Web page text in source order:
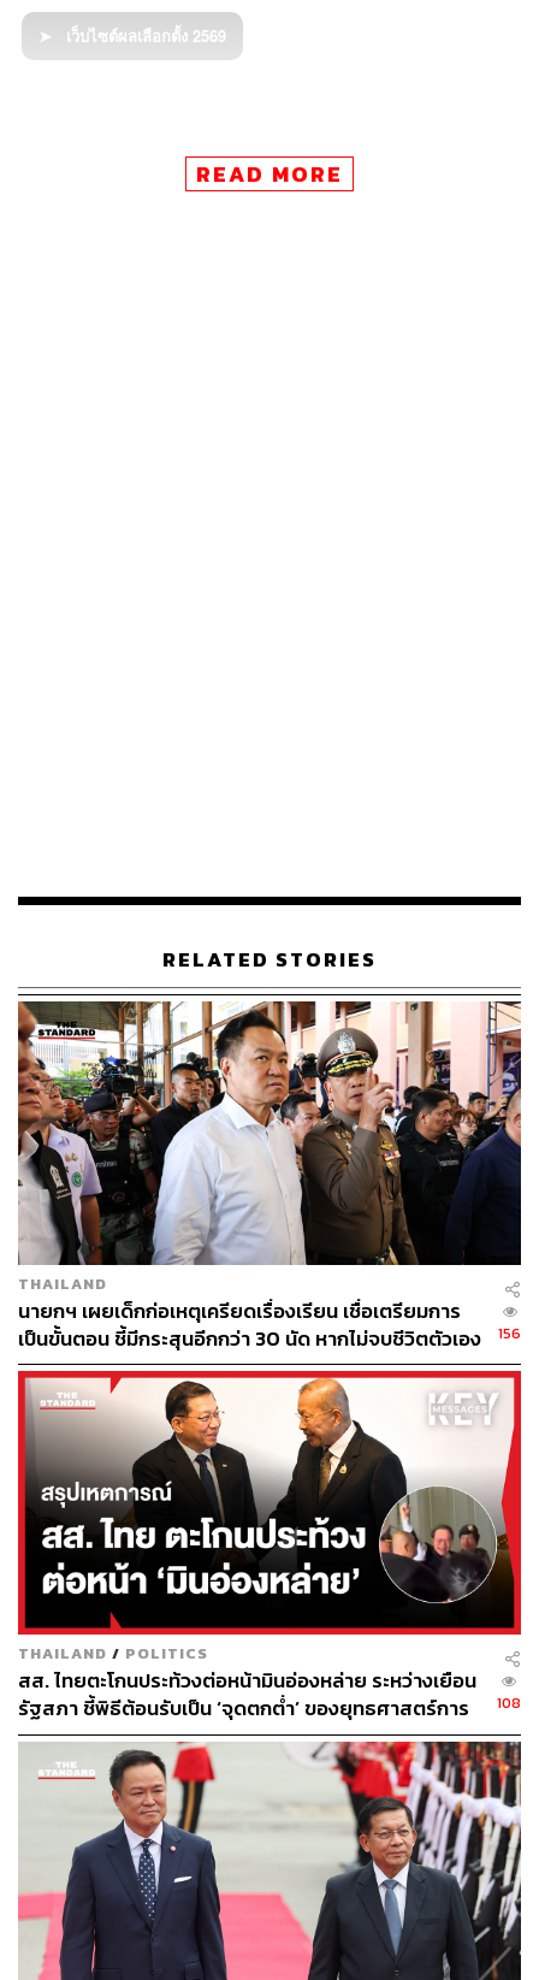
➤ เว็บไซต์ผลเลือกตั้ง 2569
ในฝั่งพรรคร่วมรัฐบาล ภาพรวมถือว่ายังเกาะกลุ่มกันแน่น แต่
ที่กลายเป็นจุดโฟกัสคือ ‘พรรคไทยสร้างไทย’ ที่เกิดอาการ
เกาะติดความเคลื่อนไหว
วิเคราะห์ กติกาการเลือกตั้ง และรายงานสด ผลการเลือกตั้ง
2569 แบบเรียลไทม์ได้ที่นี่
https://thestandard.co/election2569/
➤ เว็บไซต์เลือกตั้ง 2569 ►
TAGS: สภาผู้แทนราษฎร พรรคประชาชน
เลือกตั้ง 2569
การเลือกตั้ง
นายกรัฐมนตรี
การเมืองไทย
อนุทิน ชาญวีรกูล
พรรคภูมิใจไทย
ณัฐพงษ์ เรืองปัญญาวุฒิ
งูเห่า เลือกตั้ง
256
ABOUT THE AUTHOR
THE STANDARD TEAM
กองบรรณาธิการ THE STANDARD
READ MORE
RELATED STORIES
THAILAND
นายกฯ เผยเด็กก่อเหตุเครียดเรื่องเรียน เชื่อเตรียมการ
เป็นขั้นตอน ชี้มีกระสุนอีกกว่า 30 นัด หากไม่จบชีวิตตัวเอง
อาจสูญเสียเพิ่ม
156
THAILAND / POLITICS
สส. ไทยตะโกนประท้วงต่อหน้ามินอ่องหล่าย ระหว่างเยือน
รัฐสภา ชี้พิธีต้อนรับเป็น ‘จุดตกต่ำ’ ของยุทธศาสตร์การ
ทูตไทย
108